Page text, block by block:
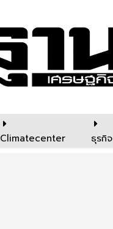
Climatecenter ธุรกิจ